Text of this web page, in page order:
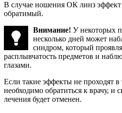
В случае ношения ОК линз эффект
обратимый.
Внимание! У некоторых
несколько дней может
синдром, который
расплывчатость предметов и
глазами.
Если такие эффекты не проходят
необходимо обратиться к врачу, и
лечения будет отменен.